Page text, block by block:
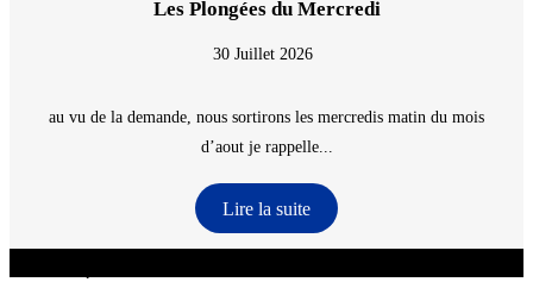
Les Plongées du Mercredi
30 Juillet 2026
au vu de la demande, nous sortirons les mercredis matin du mois
d’aout je rappelle...
Lire la suite